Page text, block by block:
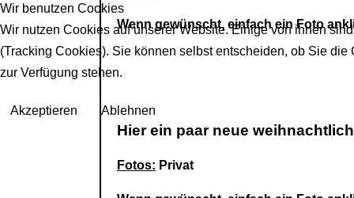
Wenn gewünscht, einfach ein Foto
Hier ein paar neue
Fotos: Privat
Wir benutzen Cookies
Wir nutzen Cookies auf unserer Website. Einige von ihnen
(Tracking Cookies). Sie können selbst entscheiden, ob Sie
zur Verfügung stehen.
Akzeptieren Ablehnen